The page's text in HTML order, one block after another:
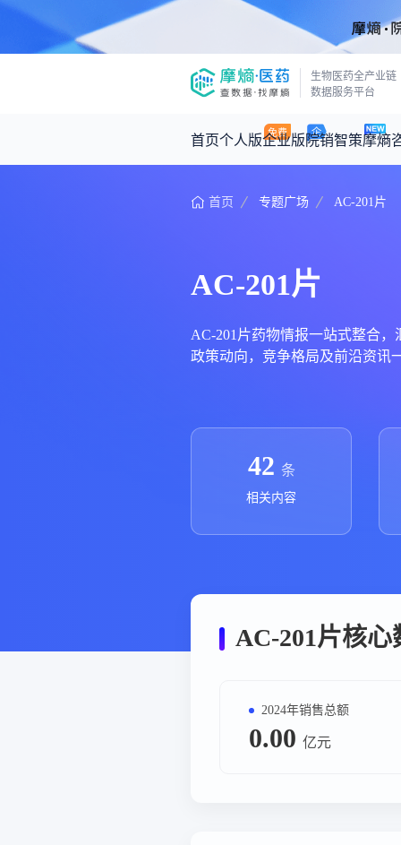
生物医药全产业链
数据服务平台
首页个人版企业版院销智策摩熵
咨询服务
产品立项评估及管线规划
产业/行业调研
投资决策与交易估值
摩熵原创
深度分析
政策法规
投融资
时讯
数据中心
基于市场数据，为您提供全面的市场
政策法规
药品生产企业
首页 专题广场 AC-201片
AC-201片
AC-201片药物情报一站式整合
政策动向，竞争格局及前沿资讯
42 条
相关内容
AC-201片核心
2024年销售总额
0.00 亿元